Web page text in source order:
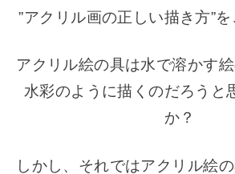
”アクリル画の正しい描き方”
アクリル絵の具は水で溶かす絵
水彩のように描くのだろうと
か？
しかし、それではアクリル絵